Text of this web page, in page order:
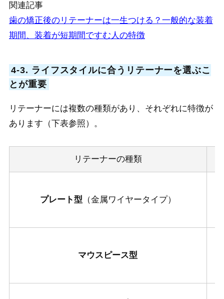
関連記事
歯の矯正後のリテーナーは一生つける？一般的な装着
期間、装着が短期間ですむ人の特徴
4-3. ライフスタイルに合うリテーナーを選ぶこ
とが重要
リテーナーには複数の種類があり、それぞれに特徴が
あります（下表参照）。
リテーナーの種類
プレート型 （金属ワイヤータイプ）
マウスピース型